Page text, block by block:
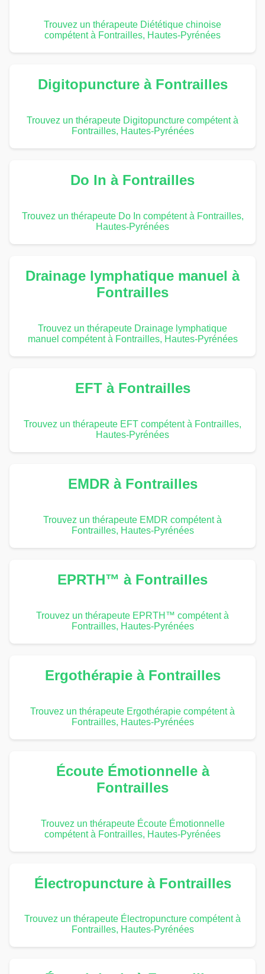
Trouvez un thérapeute Diététique chinoise
compétent à Fontrailles, Hautes-Pyrénées
Digitopuncture à Fontrailles
Trouvez un thérapeute Digitopuncture compétent à
Fontrailles, Hautes-Pyrénées
Do In à Fontrailles
Trouvez un thérapeute Do In compétent à Fontrailles,
Hautes-Pyrénées
Drainage lymphatique manuel à
Fontrailles
Trouvez un thérapeute Drainage lymphatique
manuel compétent à Fontrailles, Hautes-Pyrénées
EFT à Fontrailles
Trouvez un thérapeute EFT compétent à Fontrailles,
Hautes-Pyrénées
EMDR à Fontrailles
Trouvez un thérapeute EMDR compétent à
Fontrailles, Hautes-Pyrénées
EPRTH™ à Fontrailles
Trouvez un thérapeute EPRTH™ compétent à
Fontrailles, Hautes-Pyrénées
Ergothérapie à Fontrailles
Trouvez un thérapeute Ergothérapie compétent à
Fontrailles, Hautes-Pyrénées
Écoute Émotionnelle à
Fontrailles
Trouvez un thérapeute Écoute Émotionnelle
compétent à Fontrailles, Hautes-Pyrénées
Électropuncture à Fontrailles
Trouvez un thérapeute Électropuncture compétent à
Fontrailles, Hautes-Pyrénées